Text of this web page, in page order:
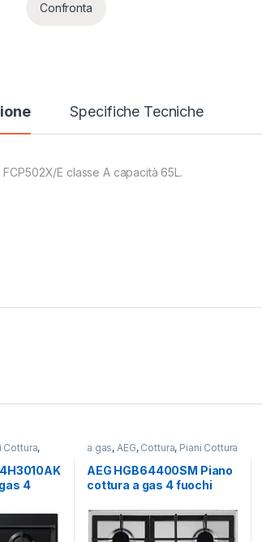
Confronta
Specifiche Tecniche
E classe A capacità 65L.
Cottura,
4
a gas,AEG, Cottura, Piani Cottura
AEG HGB64400SM Piano
cottura a gas 4 fuochi